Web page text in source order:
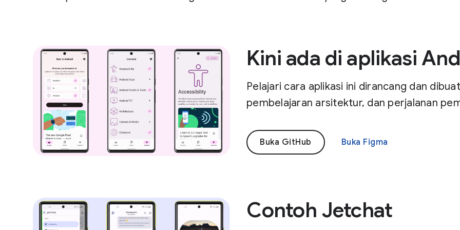
Kini ada di aplikasi
Pelajari cara aplikasi ini dirancang dan
pembelajaran arsitektur, dan perjalanan
Buka GitHub Buka Figma
Contoh Jetchat